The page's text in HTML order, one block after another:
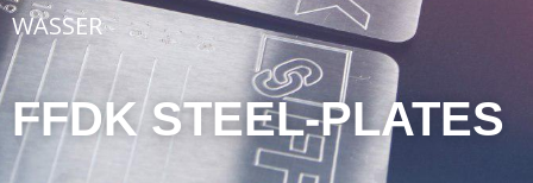
WASSER
FFDK STEEL-PLATES